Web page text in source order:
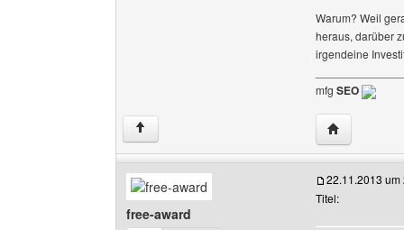
Warum? Weil
heraus, darüber
irgendeine
mfg SEO
↑ Website
free-award
22.11.2013 um
Titel: